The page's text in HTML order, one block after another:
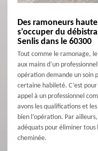
Des ramoneurs
s’occuper du
Senlis dans le 60300
Tout comme le ramonage,
aux mains d’un
opération demande un soin
certaine habileté. C’est
appel à un professionnel
avons les qualifications et
bien l’opération. Par
adéquats pour éliminer tous
cheminée.